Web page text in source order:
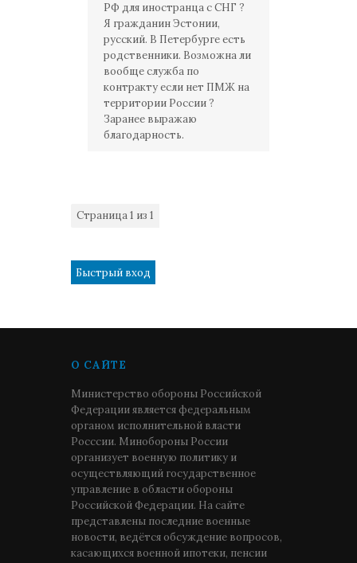
РФ для иностранца с СНГ ?
Я гражданин Эстонии,
русский. В Петербурге есть
родственники. Возможна ли
вообще служба по
контракту если нет ПМЖ на
территории России ?
Заранее выражаю
благодарность.
Страница1 из 1
О САЙТЕ
Министерство обороны Российской
Федерации является федеральным
органом исполнительной власти
Росссии. Минобороны России
организует военную политику и
осуществляющий государственное
управление в области обороны
Российской Федерации. На сайте
представлены последние военные
новости, ведётся обсуждение вопросов,
касающихся военной ипотеки, пенсии